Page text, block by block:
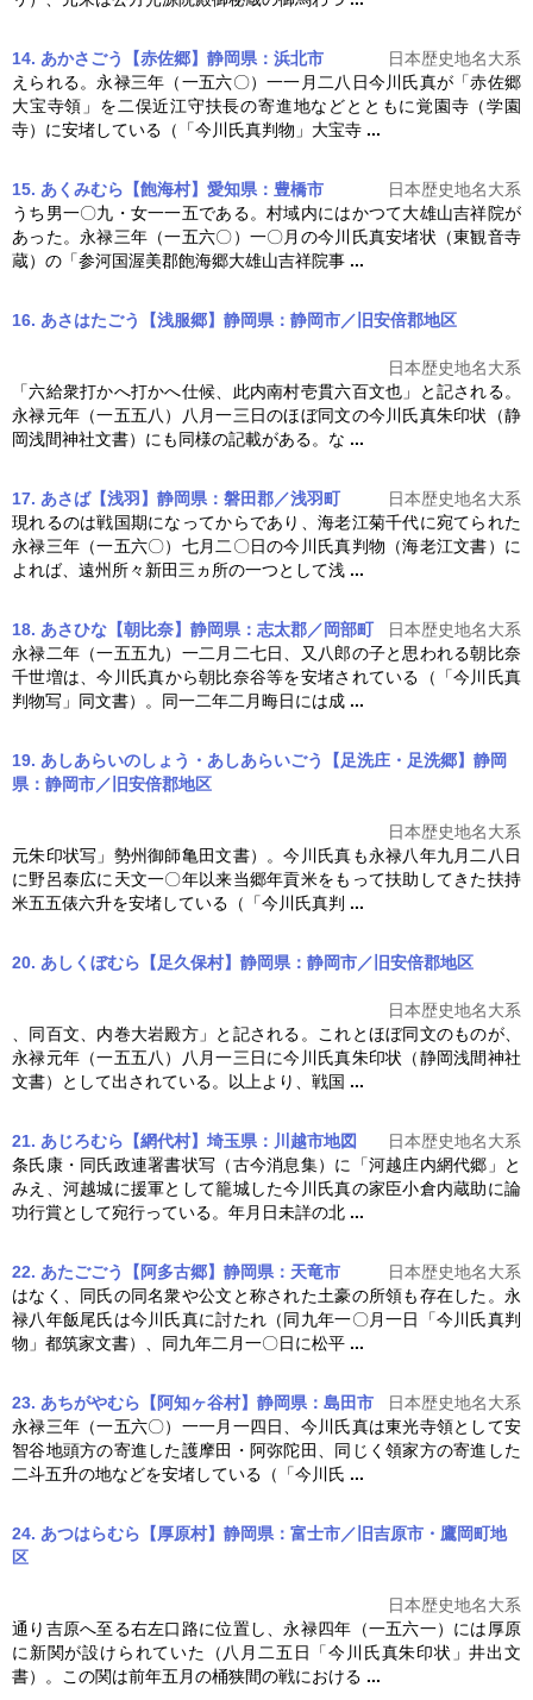
14. あかさごう【赤佐郷】静岡県：浜北市
日本歴史地名大系
えられる。永禄三年（一五六〇）一一月二八日今川氏真が「赤佐郷
大宝寺領」を二俣近江守扶長の寄進地などとともに覚園寺（学園
寺）に安堵している（「今川氏真判物」大宝寺 ...
15. あくみむら【飽海村】愛知県：豊橋市
日本歴史地名大系
うち男一〇九・女一一五である。村域内にはかつて大雄山吉祥院が
あった。永禄三年（一五六〇）一〇月の今川氏真安堵状（東観音寺
蔵）の「参河国渥美郡飽海郷大雄山吉祥院事 ...
16. あさはたごう【浅服郷】静岡県：静岡市／旧安倍郡地区
日本歴史地名大系
「六給衆打かへ打かへ仕候、此内南村壱貫六百文也」と記される。
永禄元年（一五五八）八月一三日のほぼ同文の今川氏真朱印状（静
岡浅間神社文書）にも同様の記載がある。な ...
17. あさば【浅羽】静岡県：磐田郡／浅羽町
日本歴史地名大系
現れるのは戦国期になってからであり、海老江菊千代に宛てられた
永禄三年（一五六〇）七月二〇日の今川氏真判物（海老江文書）に
よれば、遠州所々新田三ヵ所の一つとして浅 ...
18. あさひな【朝比奈】静岡県：志太郡／岡部町
日本歴史地名大系
永禄二年（一五五九）一二月二七日、又八郎の子と思われる朝比奈
千世増は、今川氏真から朝比奈谷等を安堵されている（「今川氏真
判物写」同文書）。同一二年二月晦日には成 ...
19. あしあらいのしょう・あしあらいごう【足洗庄・足洗郷】静岡
県：静岡市／旧安倍郡地区
日本歴史地名大系
元朱印状写」勢州御師亀田文書）。今川氏真も永禄八年九月二八日
に野呂泰広に天文一〇年以来当郷年貢米をもって扶助してきた扶持
米五五俵六升を安堵している（「今川氏真判 ...
20. あしくぼむら【足久保村】静岡県：静岡市／旧安倍郡地区
日本歴史地名大系
、同百文、内巻大岩殿方」と記される。これとほぼ同文のものが、
永禄元年（一五五八）八月一三日に今川氏真朱印状（静岡浅間神社
文書）として出されている。以上より、戦国 ...
21. あじろむら【網代村】埼玉県：川越市地図
日本歴史地名大系
条氏康・同氏政連署書状写（古今消息集）に「河越庄内網代郷」と
みえ、河越城に援軍として籠城した今川氏真の家臣小倉内蔵助に論
功行賞として宛行っている。年月日未詳の北 ...
22. あたごごう【阿多古郷】静岡県：天竜市
日本歴史地名大系
はなく、同氏の同名衆や公文と称された土豪の所領も存在した。永
禄八年飯尾氏は今川氏真に討たれ（同九年一〇月一日「今川氏真判
物」都筑家文書）、同九年二月一〇日に松平 ...
23. あちがやむら【阿知ヶ谷村】静岡県：島田市
日本歴史地名大系
永禄三年（一五六〇）一一月一四日、 今川氏真は東光寺領として安
智谷地頭方の寄進した護摩田・阿弥陀田、同じく領家方の寄進した
二斗五升の地などを安堵している（「今川氏 ...
24. あつはらむら【厚原村】静岡県：富士市／旧吉原市・鷹岡町地
区
日本歴史地名大系
通り吉原へ至る右左口路に位置し、永禄四年（一五六一）には厚原
に新関が設けられていた（八月二五日「今川氏真朱印状」井出文
書）。この関は前年五月の桶狭間の戦における ...